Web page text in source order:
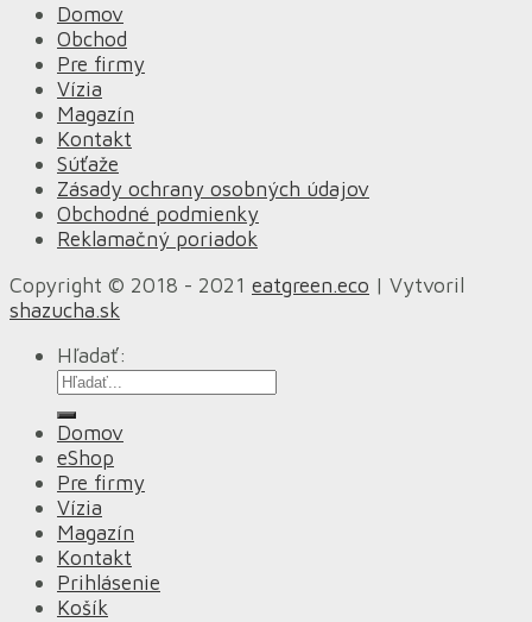
Domov
Obchod
Pre firmy
Vízia
Magazín
Kontakt
Súťaže
Zásady ochrany osobných údajov
Obchodné podmienky
Reklamačný poriadok
Copyright © 2018 - 2021 eatgreen.eco | Vytvoril
shazucha.sk
Hľadať:
Domov
eShop
Pre firmy
Vízia
Magazín
Kontakt
Prihlásenie
Košík